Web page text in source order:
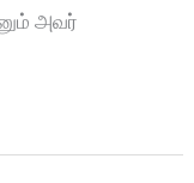
அவர்